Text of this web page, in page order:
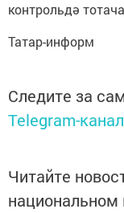
контрольдә
Татар-информ
Следите за
Telegram-
Читайте